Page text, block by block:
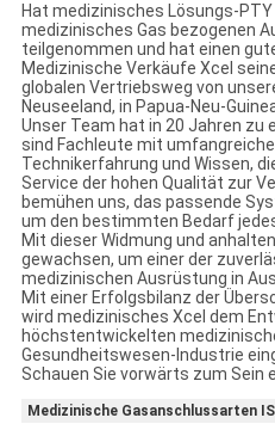
Hat medizinisches Lösungs-
medizinisches Gas bezogenen
teilgenommen und hat einen
Medizinische Verkäufe Xcel
globalen Vertriebsweg von
Neuseeland, in Papua-Neu-
Unser Team hat in 20 Jahren zu
sind Fachleute mit
Technikerfahrung und Wissen,
Service der hohen Qualität zur
bemühen uns, das passende
um den bestimmten Bedarf
Mit dieser Widmung und
gewachsen, um einer der
medizinischen Ausrüstung in
Mit einer Erfolgsbilanz der
wird medizinisches Xcel dem
höchstentwickelten
Gesundheitswesen-Industrie
Schauen Sie vorwärts zum Sein
Medizinische Gasanschlussarten